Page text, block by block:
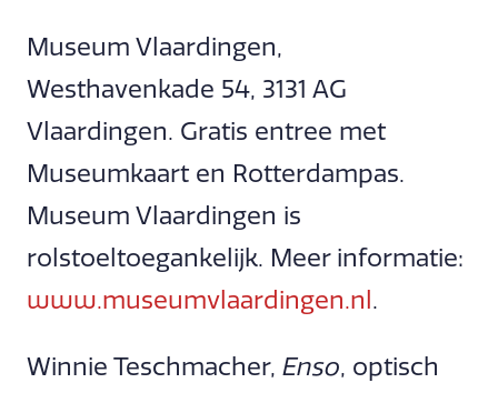
Museum Vlaardingen,
Westhavenkade 54, 3131 AG
Vlaardingen. Gratis entree met
Museumkaart en Rotterdampas.
Museum Vlaardingen is
rolstoeltoegankelijk. Meer informatie:
www.museumvlaardingen.nl.
Winnie Teschmacher, Enso, optisch